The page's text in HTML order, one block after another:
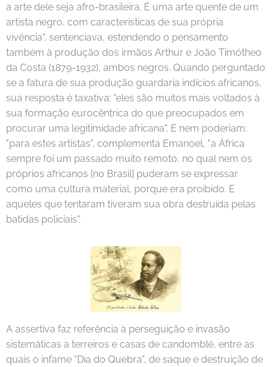
a arte dele seja afro-brasileira. É uma arte quente de um
artista negro, com características de sua própria
vivência", sentenciava, estendendo o pensamento
também à produção dos irmãos Arthur e João Timótheo
da Costa (1879-1932), ambos negros. Quando perguntado
se a fatura de sua produção guardaria indícios africanos,
sua resposta é taxativa: "eles são muitos mais voltados à
sua formação eurocêntrica do que preocupados em
procurar uma legitimidade africana". E nem poderiam:
"para estes artistas", complementa Emanoel, "a África
sempre foi um passado muito remoto, no qual nem os
próprios africanos [no Brasil] puderam se expressar
como uma cultura material, porque era proibido. E
aqueles que tentaram tiveram sua obra destruída pelas
batidas policiais".
A assertiva faz referência à perseguição e invasão
sistemáticas a terreiros e casas de candomblé, entre as
quais o infame "Dia do Quebra", de saque e destruição de